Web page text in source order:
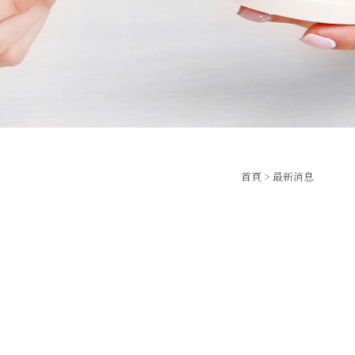
首頁 > 最新消息